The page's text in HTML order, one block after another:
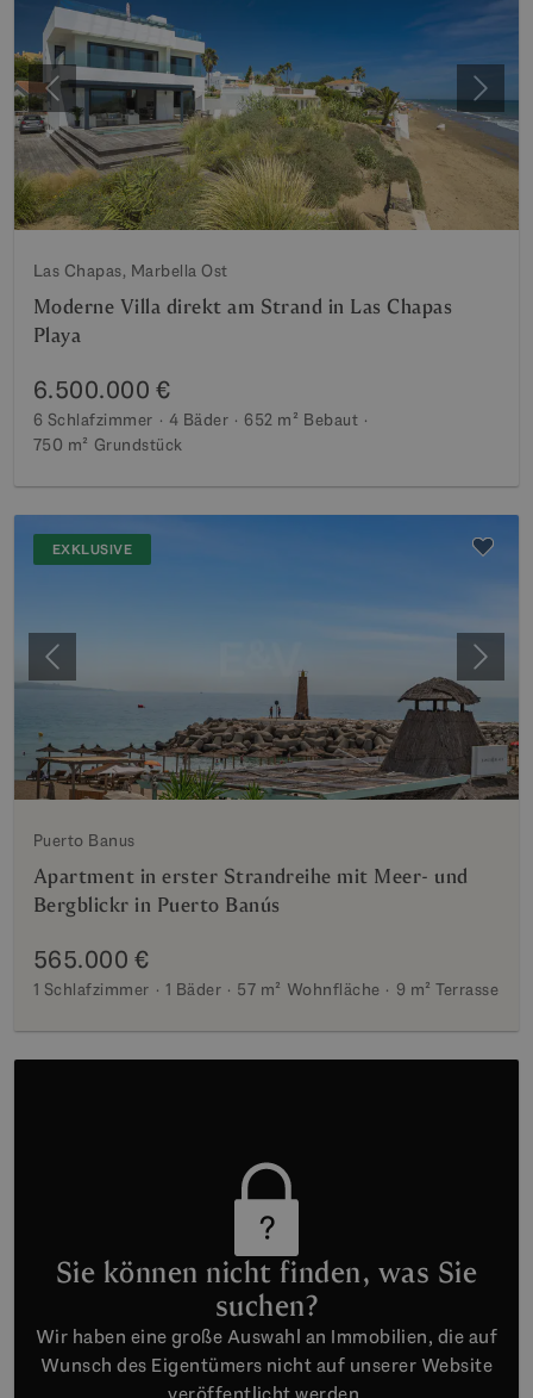
Vorherige
Las Chapas, Marbella Ost
Moderne Villa direkt am Strand in Las Chapas
Playa
6.500.000 €
6 Schlafzimmer 4 Bäder 652 m² Bebaut
750 m² Grundstück
EXKLUSIVE
Vorherige
Puerto Banus
Apartment in erster Strandreihe mit Meer- und
Bergblickr in Puerto Banús
565.000 €
1 Schlafzimmer 1 Bäder 57 m² Wohnfläche 9 m² Terrasse
Sie können nicht finden, was Sie
suchen?
Wir haben eine große Auswahl an Immobilien, die auf
Wunsch des Eigentümers nicht auf unserer Website